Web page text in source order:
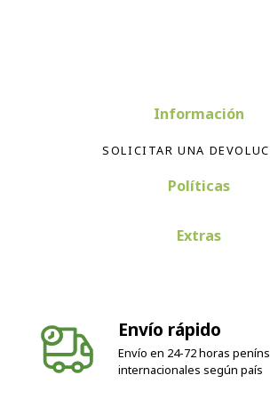
Información
SOLICITAR UNA
Envío rápido